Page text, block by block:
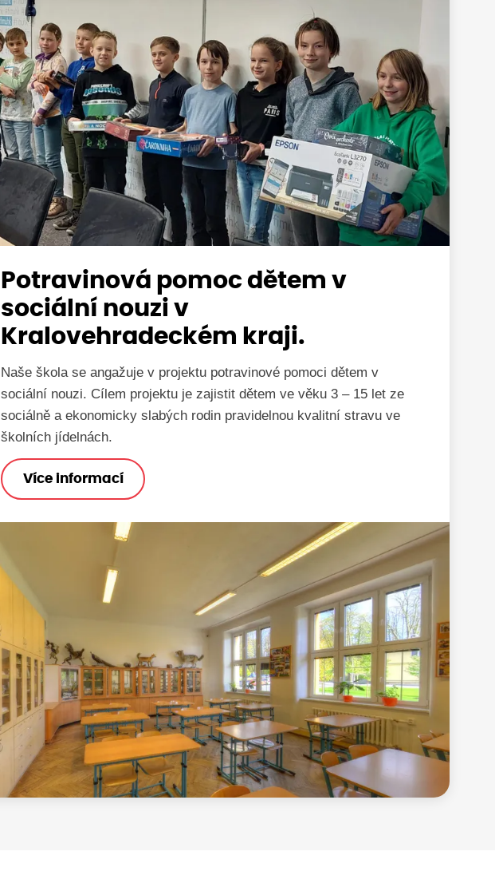
Potravinová pomoc dětem v
sociální nouzi v
Kralovehradeckém kraji.
Naše škola se angažuje v projektu potravinové pomoci dětem v
sociální nouzi. Cílem projektu je zajistit dětem ve věku 3 – 15 let ze
sociálně a ekonomicky slabých rodin pravidelnou kvalitní stravu ve
školních jídelnách.
Více informací